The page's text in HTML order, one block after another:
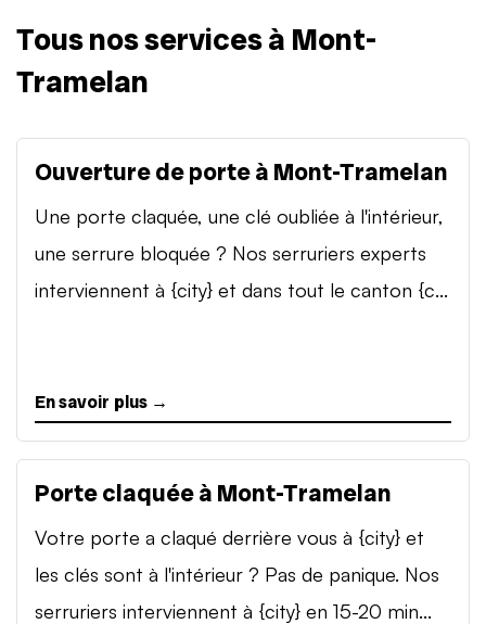
Tous nos services à Mont-
Tramelan
Ouverture de porte à Mont-Tramelan
Une porte claquée, une clé oubliée à l'intérieur,
une serrure bloquée ? Nos serruriers experts
interviennent à {city} et dans tout le canton {c...
En savoir plus →
Porte claquée à Mont-Tramelan
Votre porte a claqué derrière vous à {city} et
les clés sont à l'intérieur ? Pas de panique. Nos
serruriers interviennent à {city} en 15-20 min...